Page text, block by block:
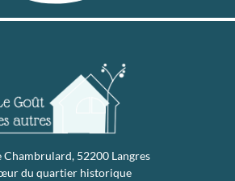
Chambrulard, 52200 Langres
du quartier historique